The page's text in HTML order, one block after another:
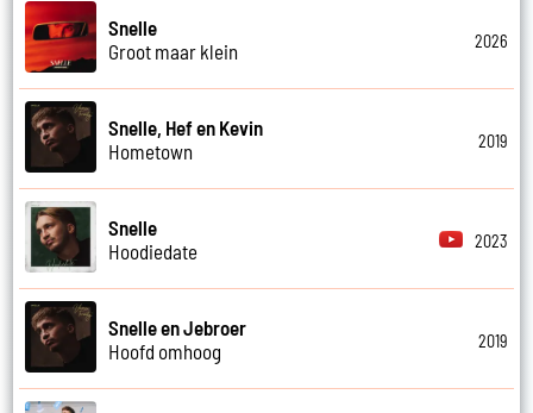
Snelle
Groot maar klein
2026
Snelle, Hef en Kevin
Hometown
2019
Snelle
Hoodiedate
2023
Snelle en Jebroer
Hoofd omhoog
2019